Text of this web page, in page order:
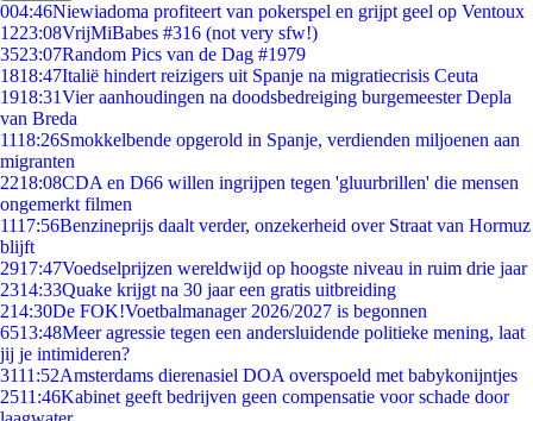
004:46Niewiadoma profiteert van pokerspel en grijpt geel op Ventoux
1223:08VrijMiBabes #316 (not very sfw!)
3523:07Random Pics van de Dag #1979
1818:47Italië hindert reizigers uit Spanje na migratiecrisis Ceuta
1918:31Vier aanhoudingen na doodsbedreiging burgemeester Depla
van Breda
1118:26Smokkelbende opgerold in Spanje, verdienden miljoenen aan
migranten
2218:08CDA en D66 willen ingrijpen tegen 'gluurbrillen' die mensen
ongemerkt filmen
1117:56Benzineprijs daalt verder, onzekerheid over Straat van Hormuz
blijft
2917:47Voedselprijzen wereldwijd op hoogste niveau in ruim drie jaar
2314:33Quake krijgt na 30 jaar een gratis uitbreiding
214:30De FOK!Voetbalmanager 2026/2027 is begonnen
6513:48Meer agressie tegen een andersluidende politieke mening, laat
jij je intimideren?
3111:52Amsterdams dierenasiel DOA overspoeld met babykonijntjes
2511:46Kabinet geeft bedrijven geen compensatie voor schade door